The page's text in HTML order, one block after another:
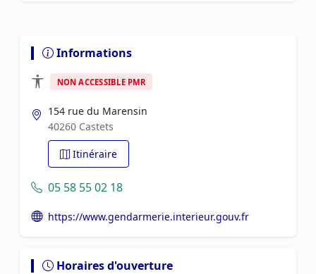
Informations
NON ACCESSIBLE PMR
154 rue du Marensin
40260 Castets
Itinéraire
05 58 55 02 18
https://www.gendarmerie.interieur.gouv.fr
Horaires d'ouverture